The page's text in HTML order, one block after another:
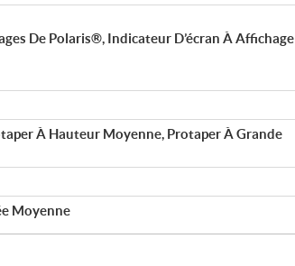
De Polaris®, Indicateur D’écran À Affichage
À Hauteur Moyenne, Protaper À Grande
Moyenne